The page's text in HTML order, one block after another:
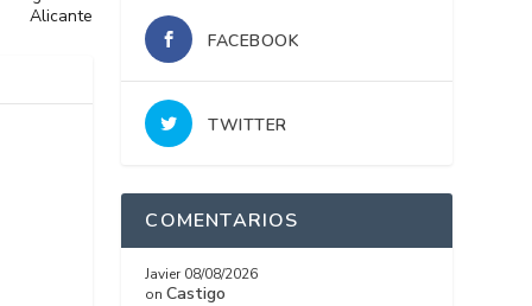
Alicante
FACEBOOK
TWITTER
COMENTARIOS
Javier 08/08/2026
onCastigo